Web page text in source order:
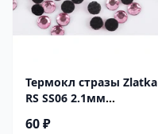
Термокл стразы Zlatka
RS SS06 2.1мм
60 ₽